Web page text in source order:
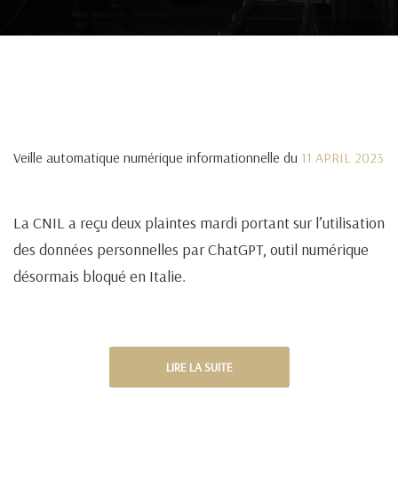
Veille automatique numérique informationnelle du 11 APRIL 2023
La CNIL a reçu deux plaintes mardi portant sur l’utilisation
des données personnelles par ChatGPT, outil numérique
désormais bloqué en Italie.
LIRE LA SUITE